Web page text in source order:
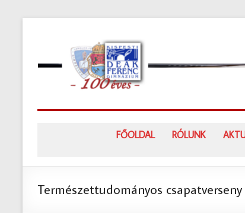
FŐOLDAL RÓLUNK
Természettudományos